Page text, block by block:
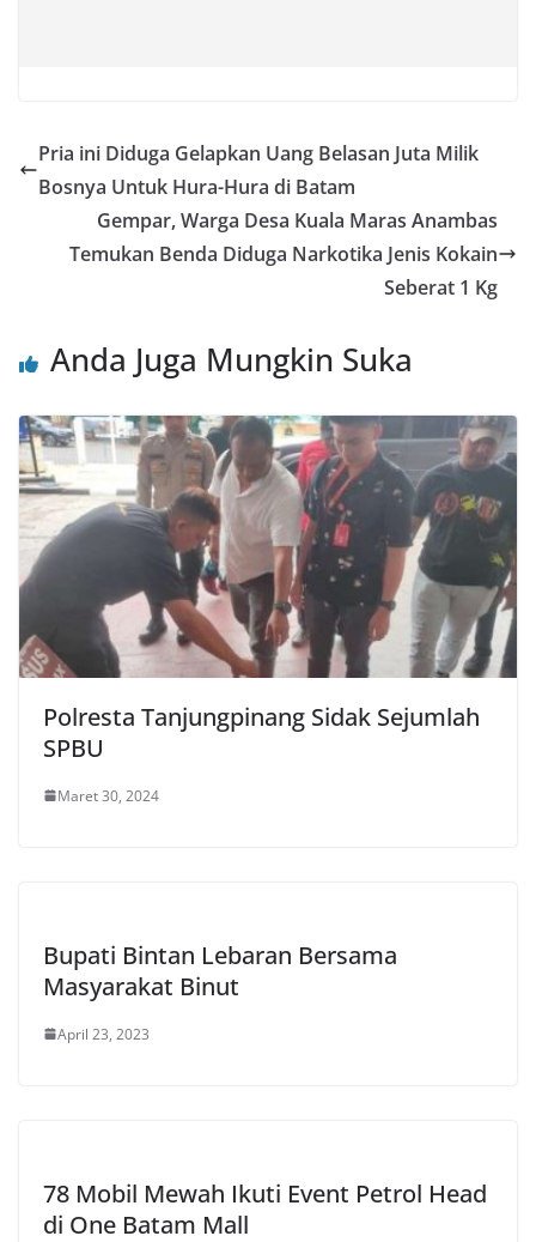
Pria ini Diduga Gelapkan Uang Belasan Juta Milik
Bosnya Untuk Hura-Hura di Batam
Gempar, Warga Desa Kuala Maras Anambas
Temukan Benda Diduga Narkotika Jenis Kokain
Seberat 1 Kg
Anda Juga Mungkin Suka
Polresta Tanjungpinang Sidak Sejumlah
SPBU
Maret 30, 2024
Bupati Bintan Lebaran Bersama
Masyarakat Binut
April 23, 2023
78 Mobil Mewah Ikuti Event Petrol Head
di One Batam Mall